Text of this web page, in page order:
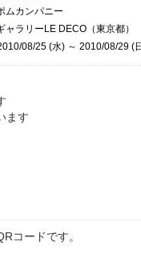
ムカンパニー
ャラリーLE DECO （東京都）
08/25 (水) ～ 2010/08/29 (
ます
コードです。